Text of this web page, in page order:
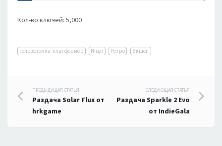
Кол-во ключей: 5,000
Головоломка-платформер Инди Ретро Экшен
Навигация
по
записям
ПРЕДЫДУЩАЯ СТАТЬЯ
Раздача Solar Flux от
hrkgame
СЛЕДУЮЩАЯ СТАТЬЯ
Раздача Sparkle 2 Evo
от IndieGala